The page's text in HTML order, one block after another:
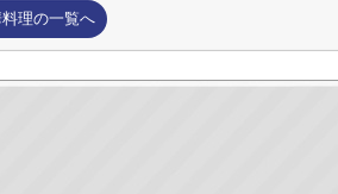
理の一覧へ